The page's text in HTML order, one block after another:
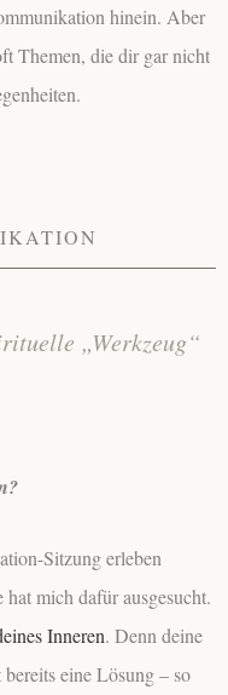
hinein. Aber
Themen, die dir gar nicht
„Werkzeug“
Sitzung erleben
mich dafür ausgesucht.
Inneren. Denn deine
eine Lösung – so